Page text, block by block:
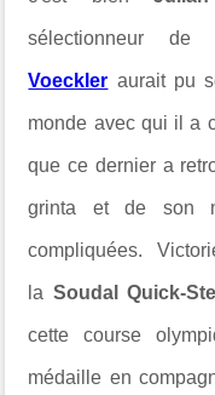
sélectionneur de
Voeckler aurait pu
monde avec qui il a
que ce dernier a
grinta et de son
compliquées.
la Soudal Quick-
cette course
médaille en